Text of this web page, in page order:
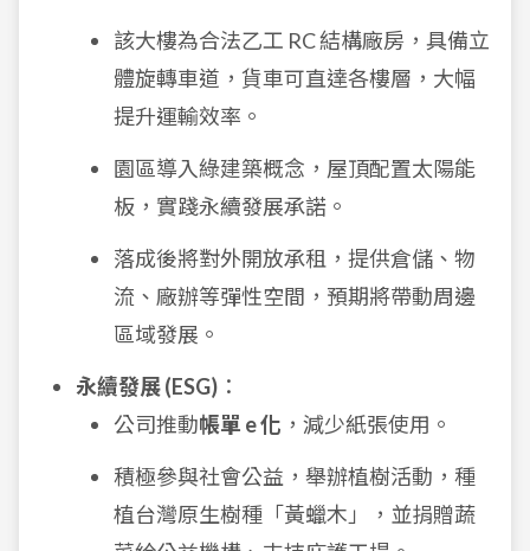
該大樓為合法乙工 RC 結構廠房，具備立
體旋轉車道，貨車可直達各樓層，大幅
提升運輸效率。
園區導入綠建築概念，屋頂配置太陽能
板，實踐永續發展承諾。
落成後將對外開放承租，提供倉儲、物
流、廠辦等彈性空間，預期將帶動周邊
區域發展。
永續發展 (ESG) ：
公司推動帳單 e 化 ，減少紙張使用。
積極參與社會公益，舉辦植樹活動，種
植台灣原生樹種「黃蠟木」，並捐贈蔬